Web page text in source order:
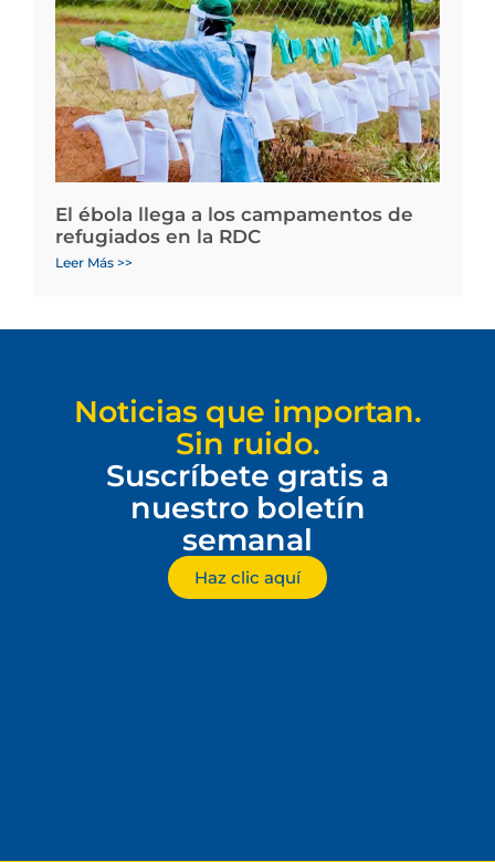
El ébola llega a los campamentos de
refugiados en la RDC
Leer Más >>
Noticias que importan.
Sin ruido.
Suscríbete gratis a
nuestro boletín
semanal
Haz clic aquí